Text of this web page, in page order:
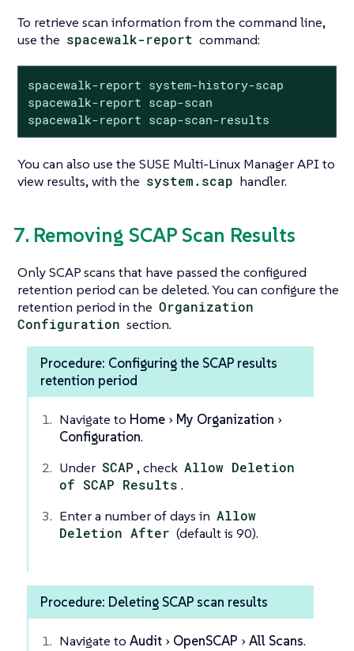
To retrieve scan information from the command line,
use the spacewalk-report command:
spacewalk-report system-history-scap
spacewalk-report scap-scan
spacewalk-report scap-scan-results
You can also use the SUSE Multi-Linux Manager API to
view results, with the system.scap handler.
7. Removing SCAP Scan Results
Only SCAP scans that have passed the configured
retention period can be deleted. You can configure the
retention period in the Organization
Configuration section.
Procedure: Configuring the SCAP results
retention period
Navigate to Home
My Organization
Configuration.
Under SCAP , check Allow Deletion
of SCAP Results .
Enter a number of days in Allow
Deletion After (default is 90).
Procedure: Deleting SCAP scan results
Navigate to Audit OpenSCAP All Scans.